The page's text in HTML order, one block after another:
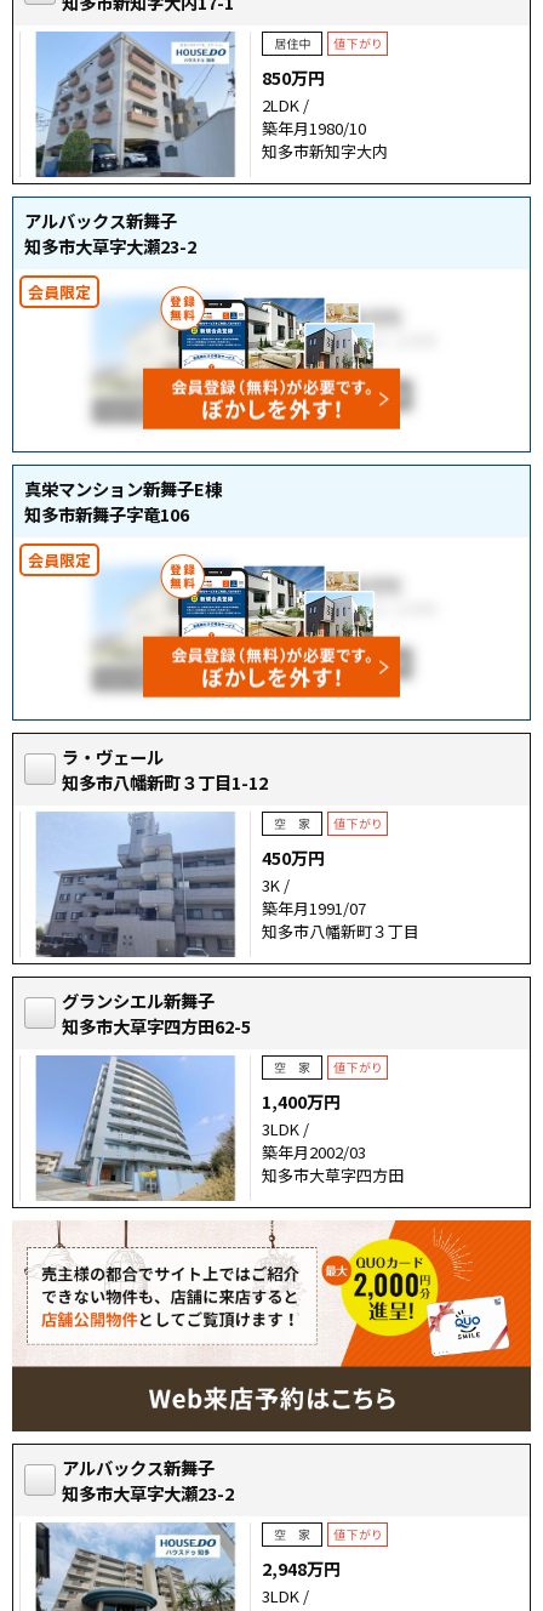
850万円
2LDK /
築年月1980/10
知多市新知字大内
アルバックス新舞子
知多市大草字大瀬23-2
真栄マンション新舞子E棟
知多市新舞子字竜106
ラ・ヴェール
知多市八幡新町３丁目1-12
450万円
3K /
築年月1991/07
知多市八幡新町３丁目
グランシエル新舞子
知多市大草字四方田62-5
1,400万円
3LDK /
築年月2002/03
知多市大草字四方田
アルバックス新舞子
知多市大草字大瀬23-2
2,948万円
3LDK /